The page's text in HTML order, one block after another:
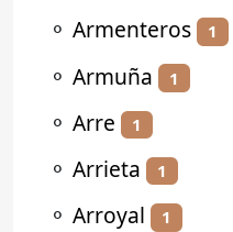
⚬ Armenteros 1
⚬ Armuña 1
⚬ Arre 1
⚬ Arrieta 1
⚬ Arroyal 1